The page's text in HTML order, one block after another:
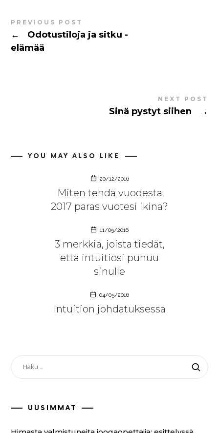
PREVIOUS POST
←
Odotustiloja ja sitku -
elämää
NEXT POST
Sinä pystyt siihen →
YOU MAY ALSO LIKE
20/12/2016
​Miten tehdä vuodesta
2017 paras vuotesi ikinä?​
11/05/2016
3 merkkiä, joista tiedät,
että intuitiosi puhuu
sinulle
04/05/2016
Intuition johdatuksessa
HAKU:
UUSIMMAT